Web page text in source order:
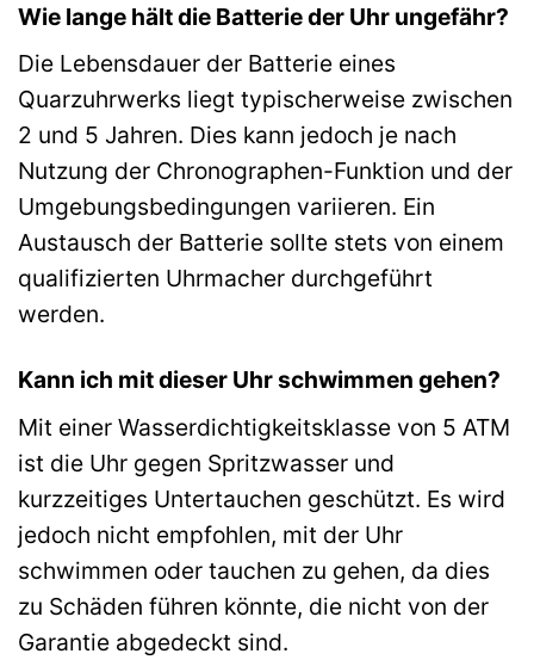
Wie lange hält die Batterie der Uhr ungefähr?
Die Lebensdauer der Batterie eines
Quarzuhrwerks liegt typischerweise zwischen
2 und 5 Jahren. Dies kann jedoch je nach
Nutzung der Chronographen-Funktion und der
Umgebungsbedingungen variieren. Ein
Austausch der Batterie sollte stets von einem
qualifizierten Uhrmacher durchgeführt
werden.
Kann ich mit dieser Uhr schwimmen gehen?
Mit einer Wasserdichtigkeitsklasse von 5 ATM
ist die Uhr gegen Spritzwasser und
kurzzeitiges Untertauchen geschützt. Es wird
jedoch nicht empfohlen, mit der Uhr
schwimmen oder tauchen zu gehen, da dies
zu Schäden führen könnte, die nicht von der
Garantie abgedeckt sind.